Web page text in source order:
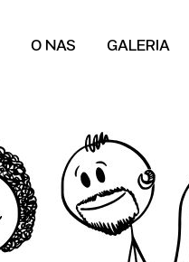
O NAS GALERIA